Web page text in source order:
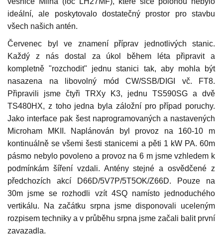
ideální, ale poskytovalo dostatečný prostor pro stavbu
všech našich antén.
Červenec byl ve znamení příprav jednotlivých stanic.
Každý z nás dostal za úkol během léta připravit a
kompletně "rozchodit" jednu stanici tak, aby mohla být
nasazena na libovolný mód CW/SSB/DIGI vč. FT8.
Připravili jsme čtyři TRXy K3, jednu TS590SG a dvě
TS480HX, z toho jedna byla záložní pro případ poruchy.
Jako interface pak šest naprogramovaných a nastavených
Microham MKII. Naplánován byl provoz na 160-10 m
kontinuálně se všemi šesti stanicemi a pěti 1 kW PA. 60m
pásmo nebylo povoleno a provoz na 6 m jsme vzhledem k
podmínkám šíření vzdali. Antény stejné a osvědčené z
předchozích akcí D66D/5V7P/5T5OK/Z66D. Pouze na
30m jsme se rozhodli vzít 4SQ namísto jednoduchého
vertikálu. Na začátku srpna jsme disponovali uceleným
rozpisem techniky a v průběhu srpna jsme začali balit první
zavazadla.